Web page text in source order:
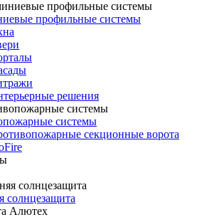
профильные системы
решения
системы
секционные ворота
солнцезащита